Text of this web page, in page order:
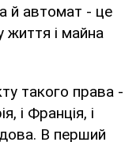
й автомат - це
життя і майна
такого права -
і Франція, і
В перший